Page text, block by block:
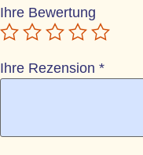
Ihre Bewertung
Ihre Rezension *